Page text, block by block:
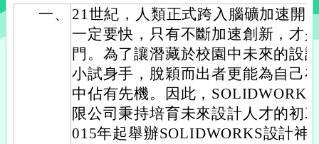
一、
21世紀，人類正式跨入腦礦加速開
一定要快，只有不斷加速創新，才
門。為了讓潛藏於校園中未來的設
小試身手，脫穎而出者更能為自己
中佔有先機。因此，
限公司秉持培育未來設計人才的初
015年起舉辦SOLIDWORKS設計神